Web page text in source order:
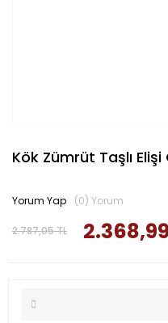
Kök Zümrüt Taşlı
2.787,05 TL
Yorum Yap (0) Yorum